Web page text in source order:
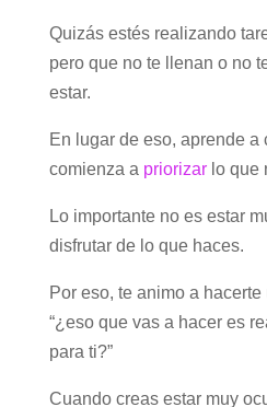
Quizás estés realizando
pero que no te llenan o no
estar.
En lugar de eso, aprende a
comienza a priorizarlo que
Lo importante no es estar
disfrutar de lo que haces.
Por eso, te animo a
“¿eso que vas a hacer es
para ti?”
Cuando creas estar muy